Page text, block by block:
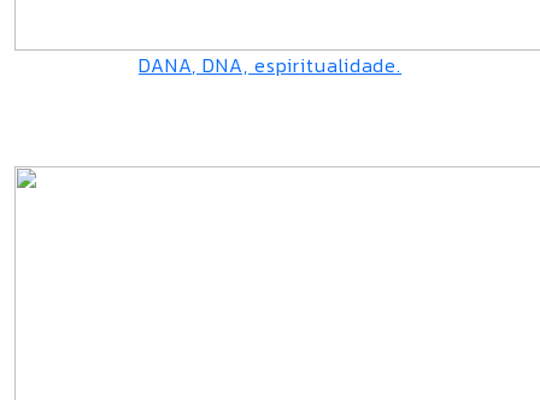
DANA, DNA, espiritualidade.